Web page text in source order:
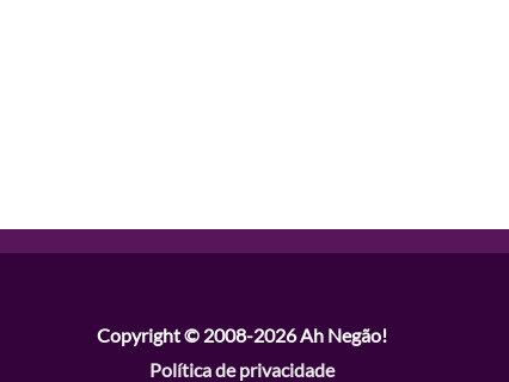
Copyright © 2008-2026Ah Negão!
Política de privacidade